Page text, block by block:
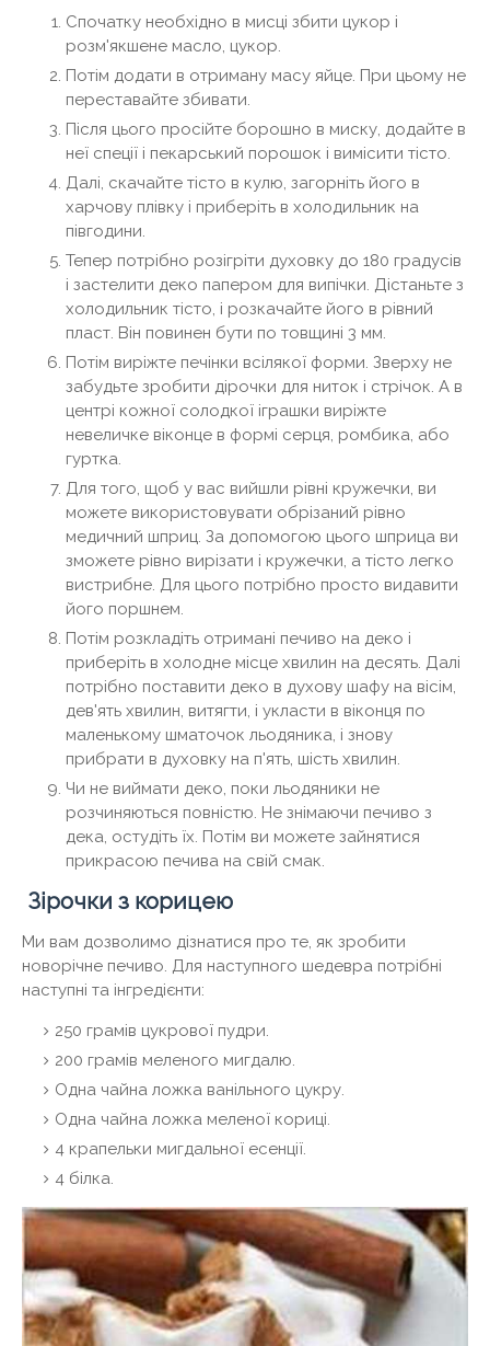
Спочатку необхідно в мисці збити цукор і
розм'якшене масло, цукор.
Потім додати в отриману масу яйце. При цьому не
переставайте збивати.
Після цього просійте борошно в миску, додайте в
неї спеції і пекарський порошок і вимісити тісто.
Далі, скачайте тісто в кулю, загорніть його в
харчову плівку і приберіть в холодильник на
півгодини.
Тепер потрібно розігріти духовку до 180 градусів
і застелити деко папером для випічки. Дістаньте з
холодильник тісто, і розкачайте його в рівний
пласт. Він повинен бути по товщині 3 мм.
Потім виріжте печінки всілякої форми. Зверху не
забудьте зробити дірочки для ниток і стрічок. А в
центрі кожної солодкої іграшки виріжте
невеличке віконце в формі серця, ромбика, або
гуртка.
Для того, щоб у вас вийшли рівні кружечки, ви
можете використовувати обрізаний рівно
медичний шприц. За допомогою цього шприца ви
зможете рівно вирізати і кружечки, а тісто легко
вистрибне. Для цього потрібно просто видавити
його поршнем.
Потім розкладіть отримані печиво на деко і
приберіть в холодне місце хвилин на десять. Далі
потрібно поставити деко в духову шафу на вісім,
дев'ять хвилин, витягти, і укласти в віконця по
маленькому шматочок льодяника, і знову
прибрати в духовку на п'ять, шість хвилин.
Чи не виймати деко, поки льодяники не
розчиняються повністю. Не знімаючи печиво з
дека, остудіть їх. Потім ви можете зайнятися
прикрасою печива на свій смак.
Зірочки з корицею
Ми вам дозволимо дізнатися про те, як зробити
новорічне печиво. Для наступного шедевра потрібні
наступні та інгредієнти:
250 грамів цукрової пудри.
200 грамів меленого мигдалю.
Одна чайна ложка ванільного цукру.
Одна чайна ложка меленої кориці.
4 крапельки мигдальної есенції.
4 білка.